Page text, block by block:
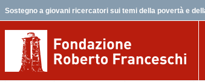
Sostegno a giovani ricercatori sui temi della povertà e